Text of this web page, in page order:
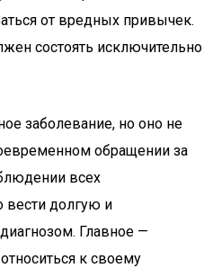
от вредных привычек.
состоять исключительно
заболевание, но оно не
обращении за
всех
долгую и
Главное —
к своему